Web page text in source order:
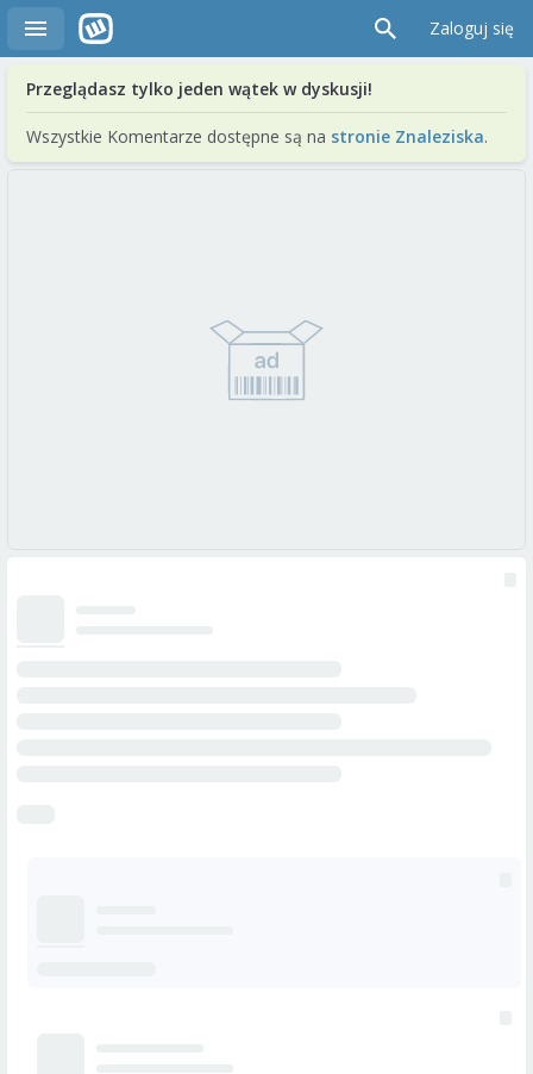
Zaloguj się
Przeglądasz tylko jeden wątek w dyskusji!
Wszystkie Komentarze dostępne są na stronie Znaleziska.